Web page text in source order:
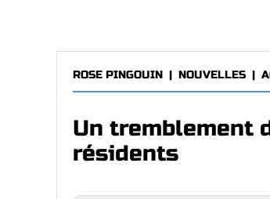
ROSE PINGOUIN | NOUVELLES |
Un tremblement
résidents